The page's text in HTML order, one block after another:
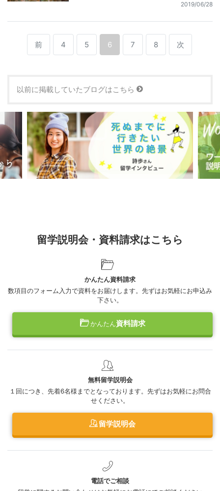
2019/06/28
前 4 5 6 7 8 次
以前に掲載していたブログはこちら
留学説明会・資料請求はこちら
かんたん資料請求
数項目のフォーム入力で資料をお届けします。先ずはお気軽にお申込み
下さい。
かんたん資料請求
無料留学説明会
１回につき、先着6名様までとなっております。先ずはお気軽にお問合
せください。
留学説明会
電話でご相談